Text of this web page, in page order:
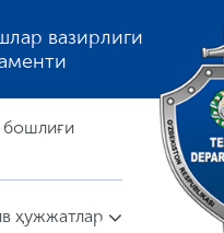
вазирлиги
бошлиғи
ҳужжатлар